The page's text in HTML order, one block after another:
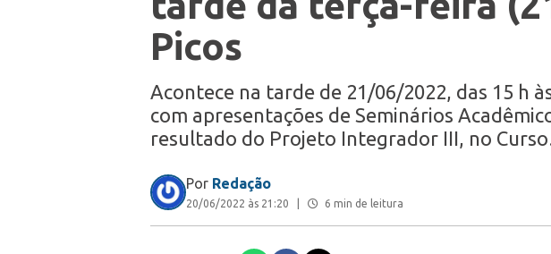
Picos
Acontece na tarde de 21/06/2022, das 15 h
com apresentações de Seminários
resultado do Projeto Integrador III, no
Por Redação
20/06/2022 às 21:20 6 min de leitura